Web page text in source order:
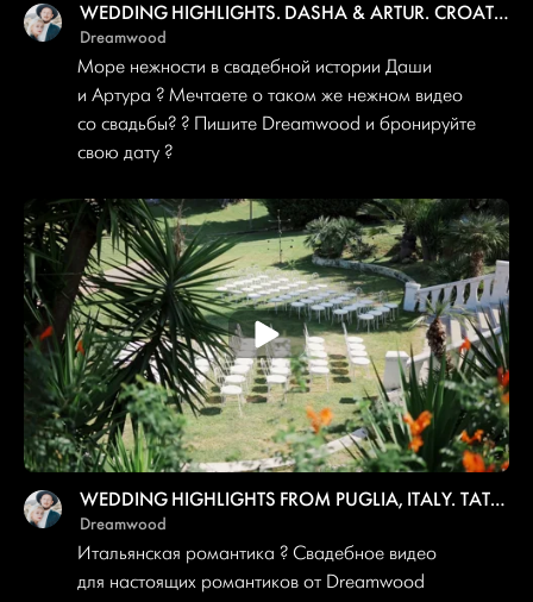
WEDDING HIGHLIGHTS. DASHA & ARTUR. CROATIA.
Dreamwood
Море нежности в свадебной истории Даши
и Артура ? Мечтаете о таком же нежном видео
со свадьбы? ? Пишите Dreamwood и бронируйте
свою дату ?
WEDDING HIGHLIGHTS FROM PUGLIA, ITALY. TATSIANA AND ALTAY
Dreamwood
Итальянская романтика ? Свадебное видео
для настоящих романтиков от Dreamwood